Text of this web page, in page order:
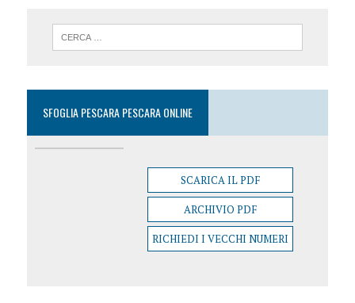
SFOGLIA PESCARA PESCARA ONLINE
SCARICA IL PDF
ARCHIVIO PDF
RICHIEDI I VECCHI NUMERI